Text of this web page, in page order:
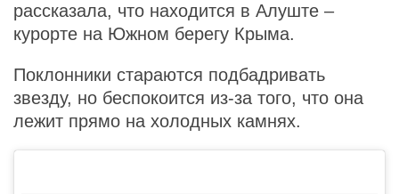
рассказала, что находится в Алуште –
курорте на Южном берегу Крыма.
Поклонники стараются подбадривать
звезду, но беспокоится из-за того, что она
лежит прямо на холодных камнях.